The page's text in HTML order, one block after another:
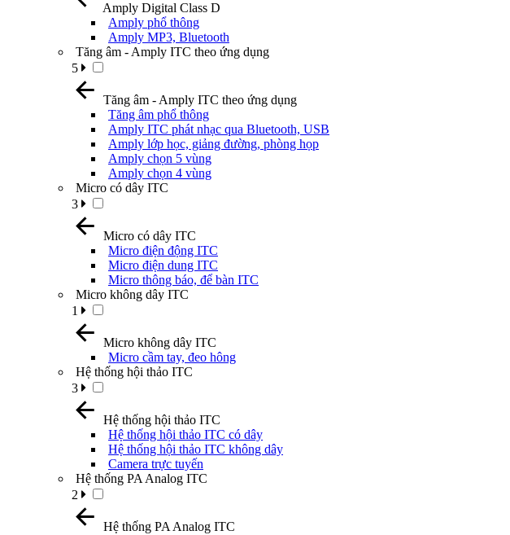
Amply Digital Class D
Amply phổ thông
Amply MP3, Bluetooth
Tăng âm - Amply ITC theo ứng dụng
5
Tăng âm - Amply ITC theo ứng dụng
Tăng âm phổ thông
Amply ITC phát nhạc qua Bluetooth, USB
Amply lớp học, giảng đường, phòng họp
Amply chọn 5 vùng
Amply chọn 4 vùng
Micro có dây ITC
3
Micro có dây ITC
Micro điện động ITC
Micro điện dung ITC
Micro thông báo, để bàn ITC
Micro không dây ITC
1
Micro không dây ITC
Micro cầm tay, đeo hông
Hệ thống hội thảo ITC
3
Hệ thống hội thảo ITC
Hệ thống hội thảo ITC có dây
Hệ thống hội thảo ITC không dây
Camera trực tuyến
Hệ thống PA Analog ITC
2
Hệ thống PA Analog ITC